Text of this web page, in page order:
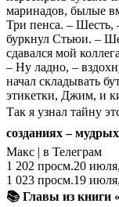
маринадов, былые
Три пенса. – Шесть,
буркнул Стьюи. –
сдавался мой
– Ну ладно, –
начал складывать
этикетки, Джим, и
Так я узнал тайну
созданиях –
Макс | в Телеграм
1 202 просм.20
1 023 просм.19
📚 Главы из книги